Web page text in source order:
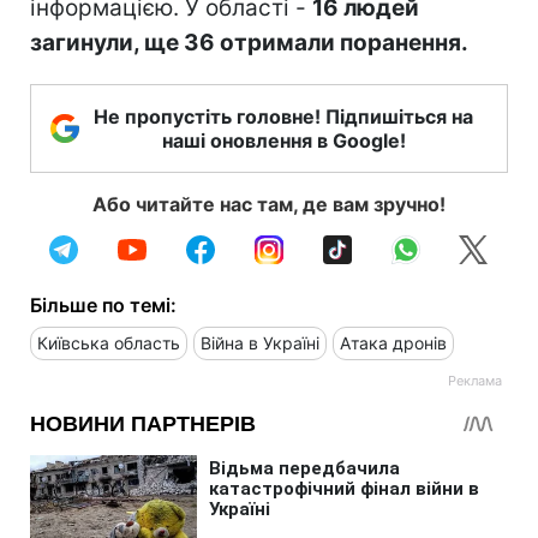
інформацією. У області - 16 людей
загинули, ще 36 отримали поранення.
Не пропустіть головне! Підпишіться на
наші оновлення в Google!
Або читайте нас там, де вам зручно!
Більше по темі:
Київська область Війна в Україні Атака дронів